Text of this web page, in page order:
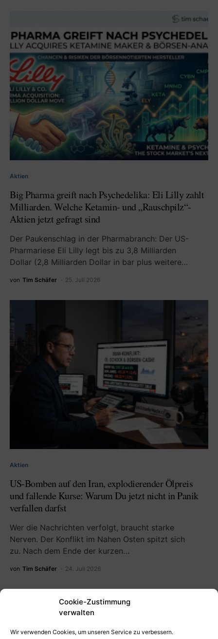
Cookie-Zustimmung
verwalten
Wir verwenden Cookies, um unseren Service zu verbessern.
Aktien
Big Pharma greift nach Psychedelika: Eli Lilly zahlt
Milliarden. Welche Ketamin- und „Rauschpilz“-
Aktien jetzt gefragt sind
Der Paukenschlag in der Pharmabranch: Der US-
Pharmariese Eli Lilly legt bis zu 3,8 Milliarden
Dollar (2,8 Milliarden Dollar in bar plus weitere…
von Tim Schäfer 25. Juli 2026
Aktien
US-Bomben auf den Iran, explodierender Ölpreis
und fallende Kurse: Warum Du jetzt nicht in Panik
verfallen darfst
Wer die Nachrichten verfolgt, braucht starke
Nerven. Der Konflikt im Nahen Osten spitzt sich
zu. Nach dem Ende der kurzen…
von Tim Schäfer 24. Juli 2026